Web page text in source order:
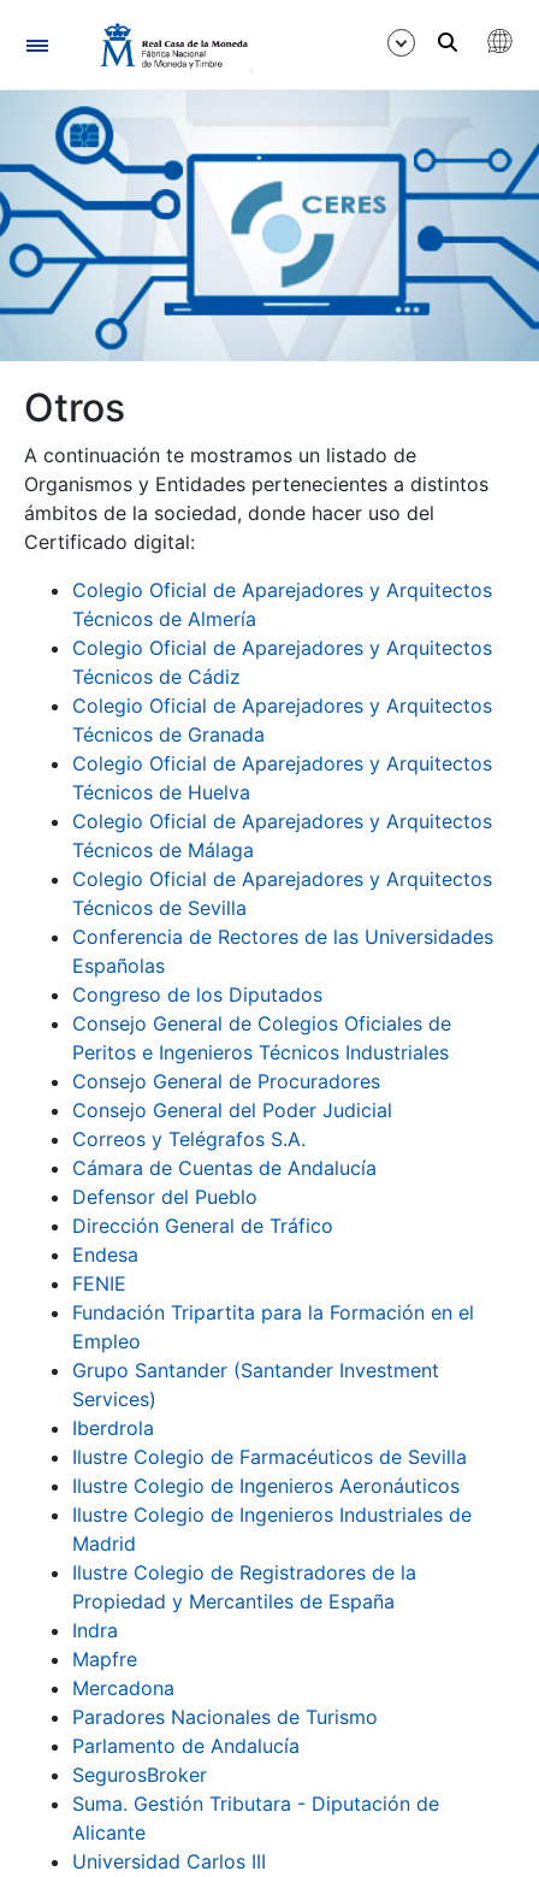
Navegació
Mostra/Amaga
Mostra/Amaga
Mostra/Amaga
Mostra/Amaga
Mostra/Amaga
Otros
A continuación te mostramos un listado de
Organismos y Entidades pertenecientes a distintos
ámbitos de la sociedad, donde hacer uso del
Certificado digital:
Colegio Oficial de Aparejadores y Arquitectos
Técnicos de Almería
Colegio Oficial de Aparejadores y Arquitectos
Técnicos de Cádiz
Colegio Oficial de Aparejadores y Arquitectos
Técnicos de Granada
Colegio Oficial de Aparejadores y Arquitectos
Técnicos de Huelva
Colegio Oficial de Aparejadores y Arquitectos
Técnicos de Málaga
Colegio Oficial de Aparejadores y Arquitectos
Técnicos de Sevilla
Conferencia de Rectores de las Universidades
Españolas
Congreso de los Diputados
Consejo General de Colegios Oficiales de
Peritos e Ingenieros Técnicos Industriales
Consejo General de Procuradores
Consejo General del Poder Judicial
Correos y Telégrafos S.A.
Cámara de Cuentas de Andalucía
Defensor del Pueblo
Dirección General de Tráfico
Endesa
FENIE
Fundación Tripartita para la Formación en el
Empleo
Grupo Santander (Santander Investment
Services)
Iberdrola
Ilustre Colegio de Farmacéuticos de Sevilla
Ilustre Colegio de Ingenieros Aeronáuticos
Ilustre Colegio de Ingenieros Industriales de
Madrid
Ilustre Colegio de Registradores de la
Propiedad y Mercantiles de España
Indra
Mapfre
Mercadona
Paradores Nacionales de Turismo
Parlamento de Andalucía
SegurosBroker
Suma. Gestión Tributara - Diputación de
Alicante
Universidad Carlos III